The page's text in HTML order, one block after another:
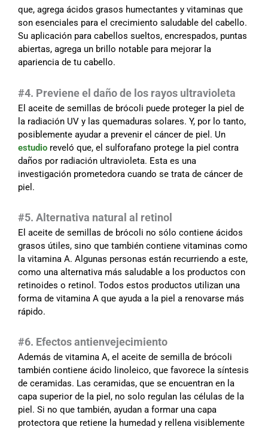
que, agrega ácidos grasos humectantes y vitaminas que
son esenciales para el crecimiento saludable del cabello.
Su aplicación para cabellos sueltos, encrespados, puntas
abiertas, agrega un brillo notable para mejorar la
apariencia de tu cabello.
#4. Previene el daño de los rayos ultravioleta
El aceite de semillas de brócoli puede proteger la piel de
la radiación UV y las quemaduras solares. Y, por lo tanto,
posiblemente ayudar a prevenir el cáncer de piel. Un
estudio reveló que, el sulforafano protege la piel contra
daños por radiación ultravioleta. Esta es una
investigación prometedora cuando se trata de cáncer de
piel.
#5. Alternativa natural al retinol
El aceite de semillas de brócoli no sólo contiene ácidos
grasos útiles, sino que también contiene vitaminas como
la vitamina A. Algunas personas están recurriendo a este,
como una alternativa más saludable a los productos con
retinoides o retinol. Todos estos productos utilizan una
forma de vitamina A que ayuda a la piel a renovarse más
rápido.
#6. Efectos antienvejecimiento
Además de vitamina A, el aceite de semilla de brócoli
también contiene ácido linoleico, que favorece la síntesis
de ceramidas. Las ceramidas, que se encuentran en la
capa superior de la piel, no solo regulan las células de la
piel. Si no que también, ayudan a formar una capa
protectora que retiene la humedad y rellena visiblemente